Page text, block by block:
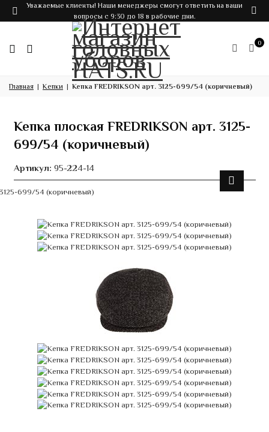
Уважаемые клиенты! Наши менеджеры смогут ответить на ваши
вопросы с 9:30 до 18 в рабочие дни.
0
Главная Кепки Кепка FREDRIKSON арт. 3125-699/54 (коричневый)
Кепка плоская FREDRIKSON арт. 3125-
699/54 (коричневый)
Артикул: 95-224-14